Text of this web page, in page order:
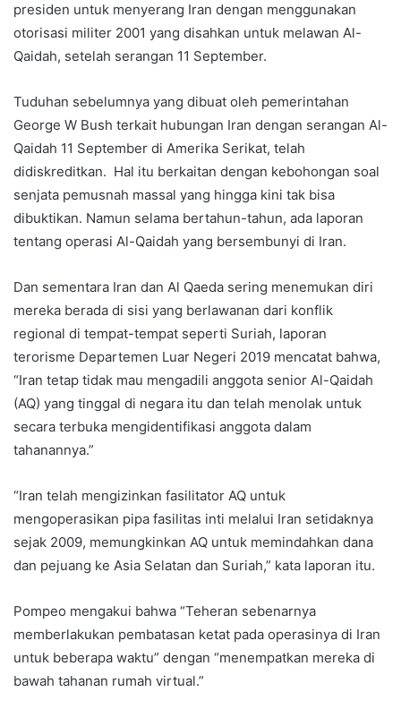
presiden untuk menyerang Iran dengan menggunakan
otorisasi militer 2001 yang disahkan untuk melawan Al-
Qaidah, setelah serangan 11 September.
Tuduhan sebelumnya yang dibuat oleh pemerintahan
George W Bush terkait hubungan Iran dengan serangan Al-
Qaidah 11 September di Amerika Serikat, telah
didiskreditkan. Hal itu berkaitan dengan kebohongan soal
senjata pemusnah massal yang hingga kini tak bisa
dibuktikan. Namun selama bertahun-tahun, ada laporan
tentang operasi Al-Qaidah yang bersembunyi di Iran.
Dan sementara Iran dan Al Qaeda sering menemukan diri
mereka berada di sisi yang berlawanan dari konflik
regional di tempat-tempat seperti Suriah, laporan
terorisme Departemen Luar Negeri 2019 mencatat bahwa,
“Iran tetap tidak mau mengadili anggota senior Al-Qaidah
(AQ) yang tinggal di negara itu dan telah menolak untuk
secara terbuka mengidentifikasi anggota dalam
tahanannya.”
“Iran telah mengizinkan fasilitator AQ untuk
mengoperasikan pipa fasilitas inti melalui Iran setidaknya
sejak 2009, memungkinkan AQ untuk memindahkan dana
dan pejuang ke Asia Selatan dan Suriah,” kata laporan itu.
Pompeo mengakui bahwa “Teheran sebenarnya
memberlakukan pembatasan ketat pada operasinya di Iran
untuk beberapa waktu” dengan “menempatkan mereka di
bawah tahanan rumah virtual.”